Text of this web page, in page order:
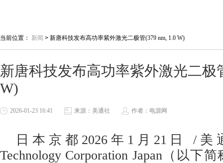
当前位置： 新闻 > 新唐科技发布高功率紫外激光二极管(379 nm, 1.0 W)
新唐科技发布高功率紫外激光二极
W)
2026-01-23 16:41 来源：美通社 作者：电源网
日本京都 2026年1月21日
/美
Technology Corporation Japan（以下